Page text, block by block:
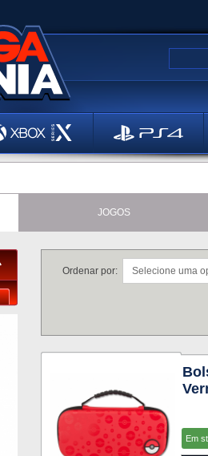
JOGOS
Ordenar por:
Em